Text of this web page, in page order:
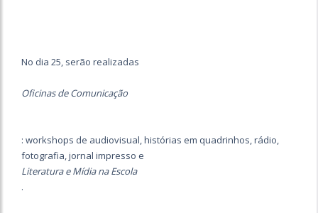
No dia 25, serão realizadas
Oficinas de Comunicação
: workshops de audiovisual, histórias em quadrinhos, rádio,
fotografia, jornal impresso e
Literatura e Mídia na Escola
.